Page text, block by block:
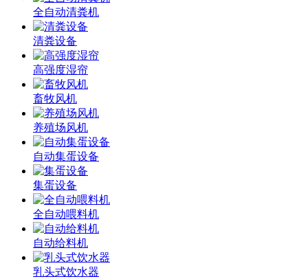
全自动清粪机
清粪设备
高强度湿帘
畜牧风机
养殖场风机
自动集蛋设备
集蛋设备
全自动喂料机
自动给料机
乳头式饮水器